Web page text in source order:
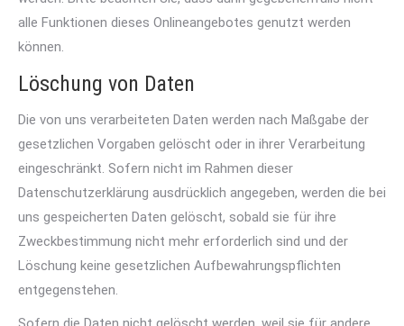
alle Funktionen dieses Onlineangebotes genutzt werden
können.
Löschung von Daten
Die von uns verarbeiteten Daten werden nach Maßgabe der
gesetzlichen Vorgaben gelöscht oder in ihrer Verarbeitung
eingeschränkt. Sofern nicht im Rahmen dieser
Datenschutzerklärung ausdrücklich angegeben, werden die bei
uns gespeicherten Daten gelöscht, sobald sie für ihre
Zweckbestimmung nicht mehr erforderlich sind und der
Löschung keine gesetzlichen Aufbewahrungspflichten
entgegenstehen.